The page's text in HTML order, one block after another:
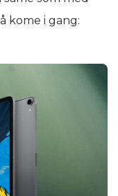
kome i gang: